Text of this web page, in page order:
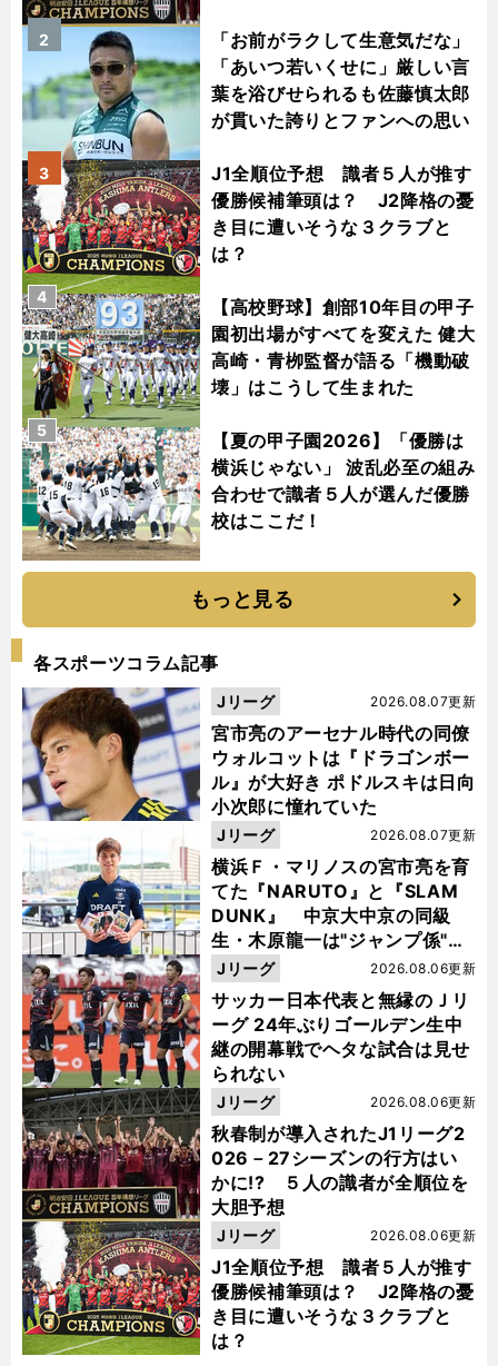
「お前がラクして生意気だな」
「あいつ若いくせに」厳しい言
葉を浴びせられるも佐藤慎太郎
が貫いた誇りとファンへの思い
2
J1全順位予想 識者５人が推す
優勝候補筆頭は？ J2降格の憂
き目に遭いそうな３クラブと
は？
3
【高校野球】創部10年目の甲子
園初出場がすべてを変えた 健大
高崎・青栁監督が語る「機動破
壊」はこうして生まれた
4
【夏の甲子園2026】「優勝は
横浜じゃない」 波乱必至の組み
合わせで識者５人が選んだ優勝
校はここだ！
5
もっと見る
各スポーツコラム記事
宮市亮のアーセナル時代の同僚
ウォルコットは『ドラゴンボー
ル』が大好き ポドルスキは日向
小次郎に憧れていた
2026.08.07更新
Jリーグ
横浜Ｆ・マリノスの宮市亮を育
てた『NARUTO』と『SLAM
DUNK』 中京大中京の同級
生・木原龍一は"ジャンプ係"だ
った
2026.08.07更新
Jリーグ
サッカー日本代表と無縁のＪリ
ーグ 24年ぶりゴールデン生中
継の開幕戦でヘタな試合は見せ
られない
2026.08.06更新
Jリーグ
秋春制が導入されたJ1リーグ2
026－27シーズンの行方はい
かに!? ５人の識者が全順位を
大胆予想
2026.08.06更新
Jリーグ
J1全順位予想 識者５人が推す
優勝候補筆頭は？ J2降格の憂
き目に遭いそうな３クラブと
は？
2026.08.06更新
Jリーグ